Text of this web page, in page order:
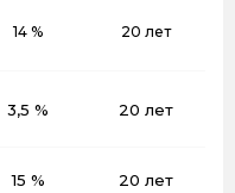
14 % 20 лет
3,5 % 20 лет
15 % 20 лет